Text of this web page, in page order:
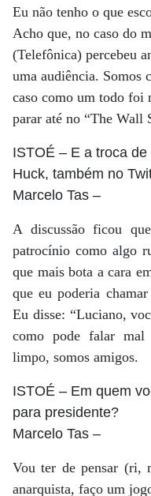
Eu não tenho o que
Acho que, no caso do
(Telefônica) percebeu
uma audiência. Somos
caso como um todo
parar até no “The Wall
ISTOÉ – E a troca
Huck, também no
Marcelo Tas –
A discussão ficou
patrocínio como algo
que mais bota a cara
que eu poderia
Eu disse: “Luciano,
como pode falar mal
limpo, somos amigos.
ISTOÉ – Em quem
para presidente?
Marcelo Tas –
Vou ter de pensar (ri,
anarquista, faço um